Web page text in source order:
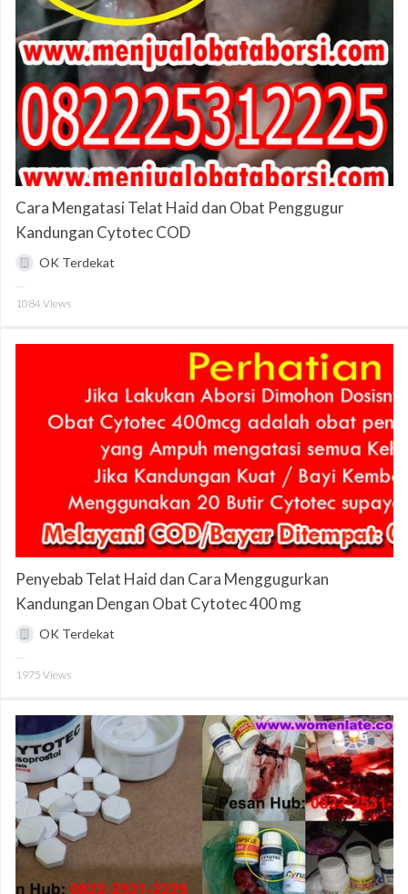
Cara Mengatasi Telat Haid dan Obat Penggugur
Kandungan Cytotec COD
OK Terdekat
1084 Views
Penyebab Telat Haid dan Cara Menggugurkan
Kandungan Dengan Obat Cytotec 400 mg
OK Terdekat
1975 Views